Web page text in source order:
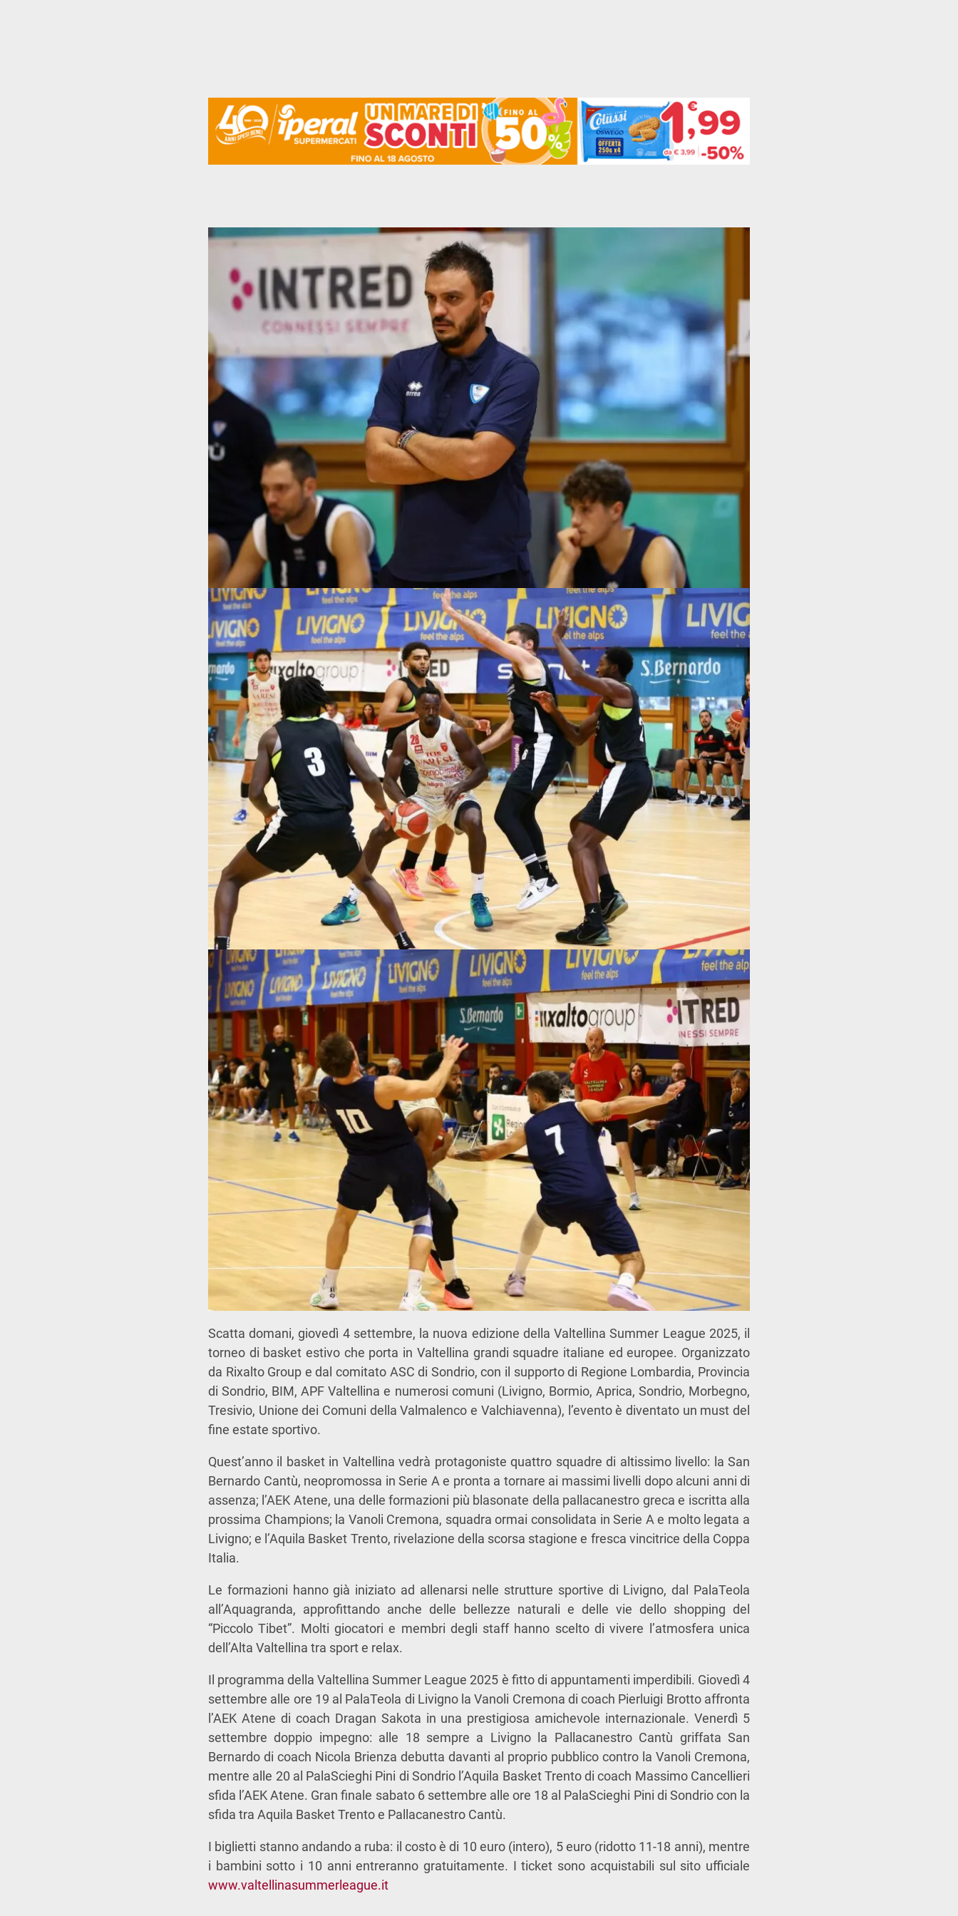
Scatta domani, giovedì 4 settembre, la nuova edizione della Valtellina Summer League 2025, il
torneo di basket estivo che porta in Valtellina grandi squadre italiane ed europee. Organizzato
da Rixalto Group e dal comitato ASC di Sondrio, con il supporto di Regione Lombardia, Provincia
di Sondrio, BIM, APF Valtellina e numerosi comuni (Livigno, Bormio, Aprica, Sondrio, Morbegno,
Tresivio, Unione dei Comuni della Valmalenco e Valchiavenna), l’evento è diventato un must del
fine estate sportivo.
Quest’anno il basket in Valtellina vedrà protagoniste quattro squadre di altissimo livello: la San
Bernardo Cantù, neopromossa in Serie A e pronta a tornare ai massimi livelli dopo alcuni anni di
assenza; l’AEK Atene, una delle formazioni più blasonate della pallacanestro greca e iscritta alla
prossima Champions; la Vanoli Cremona, squadra ormai consolidata in Serie A e molto legata a
Livigno; e l’Aquila Basket Trento, rivelazione della scorsa stagione e fresca vincitrice della Coppa
Italia.
Le formazioni hanno già iniziato ad allenarsi nelle strutture sportive di Livigno, dal PalaTeola
all’Aquagranda, approfittando anche delle bellezze naturali e delle vie dello shopping del
“Piccolo Tibet”. Molti giocatori e membri degli staff hanno scelto di vivere l’atmosfera unica
dell’Alta Valtellina tra sport e relax.
Il programma della Valtellina Summer League 2025 è fitto di appuntamenti imperdibili. Giovedì 4
settembre alle ore 19 al PalaTeola di Livigno la Vanoli Cremona di coach Pierluigi Brotto affronta
l’AEK Atene di coach Dragan Sakota in una prestigiosa amichevole internazionale. Venerdì 5
settembre doppio impegno: alle 18 sempre a Livigno la Pallacanestro Cantù griffata San
Bernardo di coach Nicola Brienza debutta davanti al proprio pubblico contro la Vanoli Cremona,
mentre alle 20 al PalaScieghi Pini di Sondrio l’Aquila Basket Trento di coach Massimo Cancellieri
sfida l’AEK Atene. Gran finale sabato 6 settembre alle ore 18 al PalaScieghi Pini di Sondrio con la
sfida tra Aquila Basket Trento e Pallacanestro Cantù.
I biglietti stanno andando a ruba: il costo è di 10 euro (intero), 5 euro (ridotto 11-18 anni), mentre
i bambini sotto i 10 anni entreranno gratuitamente. I ticket sono acquistabili sul sito ufficiale
www.valtellinasummerleague.it